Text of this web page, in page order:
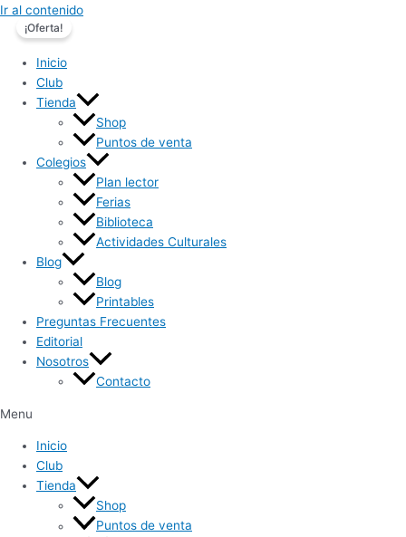
Ir al contenido
Inicio
Club
Tienda
Shop
Puntos de venta
Colegios
Plan lector
Ferias
Biblioteca
Actividades Culturales
Blog
Blog
Printables
Preguntas Frecuentes
Editorial
Nosotros
Contacto
Menu
Inicio
Club
Tienda
Shop
Puntos de venta
¡Oferta!